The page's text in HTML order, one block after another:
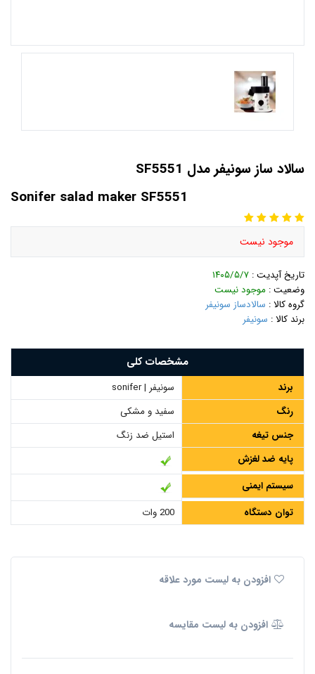
سالاد ساز سونیفر مدل SF5551
Sonifer salad maker SF5551
موجود نیست
تاریخ آپدیت : ۱۴۰۵/۵/۷
وضعیت : موجود نیست
گروه کالا : سالادساز سونیفر
برند کالا : سونیفر
مشخصات کلی
برند
سونیفر | sonifer
رنگ
سفید و مشکی
جنس تیغه
استیل ضد زنگ
پایه ضد لغزش
سیستم ایمنی
توان دستگاه
200 وات
افزودن به لیست مورد علاقه
افزودن به لیست مقایسه